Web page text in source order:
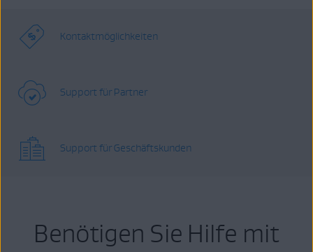
Kontaktmöglichkeiten
Support für Partner
Support für Geschäftskunden
Benötigen Sie Hilfe mit